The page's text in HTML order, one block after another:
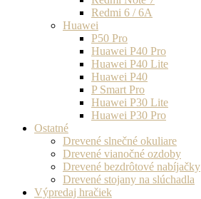
Redmi 6 / 6A
Huawei
P50 Pro
Huawei P40 Pro
Huawei P40 Lite
Huawei P40
P Smart Pro
Huawei P30 Lite
Huawei P30 Pro
Ostatné
Drevené slnečné okuliare
Drevené vianočné ozdoby
Drevené bezdrôtové nabíjačky
Drevené stojany na slúchadla
Výpredaj hračiek